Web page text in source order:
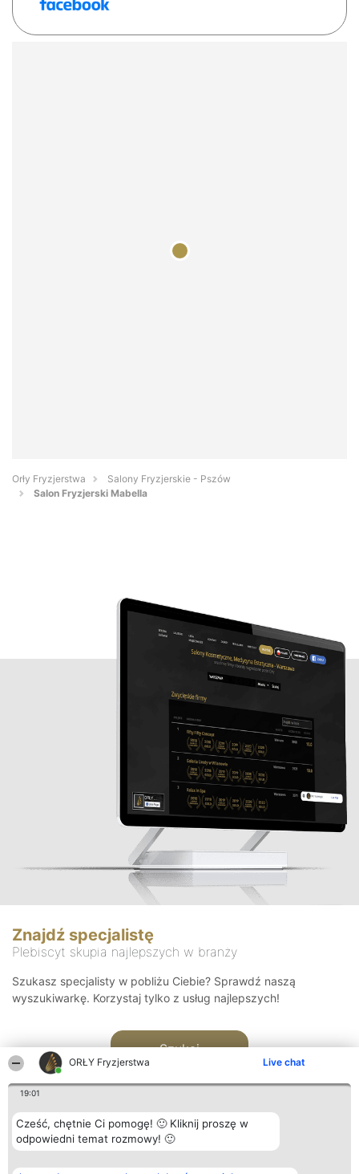
ORŁY Fryzjerstwa Live chat
19:01
Cześć, chętnie Ci pomogę! 🙂 Kliknij proszę w
odpowiedni temat rozmowy! 🙂
Orły Fryzjerstwa
Salony Fryzjerskie - Pszów
Salon Fryzjerski Mabella
Znajdź specjalistę
Plebiscyt skupia najlepszych w branży
Szukasz specjalisty w pobliżu Ciebie? Sprawdź naszą
wyszukiwarkę. Korzystaj tylko z usług najlepszych!
Szukaj
Organizator plebiscytu Plebiscyt Kontakt